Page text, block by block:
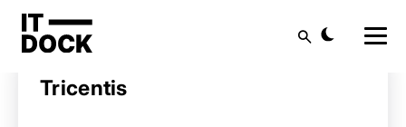
Startseite Anbieter finden
Tricentis